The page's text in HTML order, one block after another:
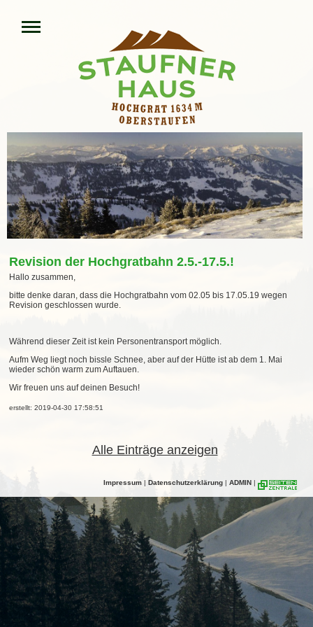
Revision der Hochgratbahn 2.5.-17.5.!
Hallo zusammen,
bitte denke daran, dass die Hochgratbahn vom 02.05 bis 17.05.19 wegen
Revision geschlossen wurde.
Während dieser Zeit ist kein Personentransport möglich.
Aufm Weg liegt noch bissle Schnee, aber auf der Hütte ist ab dem 1. Mai
wieder schön warm zum Auftauen.
Wir freuen uns auf deinen Besuch!
erstellt: 2019-04-30 17:58:51
Alle Einträge anzeigen
Impressum | Datenschutzerklärung | ADMIN |